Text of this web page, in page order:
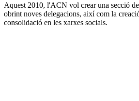
Aquest 2010, l'ACN vol crear una secció
obrint noves delegacions, així com la
consolidació en les xarxes socials.